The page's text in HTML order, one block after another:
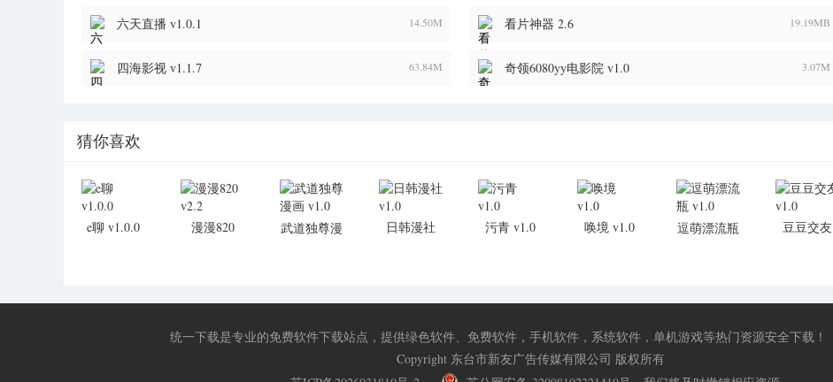
六天直播 v1.0.1 14.50M 看片神器 2.6 19.19MB
四海影视 v1.1.7 63.84M 奇领6080yy电影院 v1.0 3.07M
猜你喜欢
e聊 v1.0.0
漫漫820
武道独尊漫
日韩漫社
污青 v1.0 唤境 v1.0
逗萌漂流瓶
豆豆交友
统一下载是专业的免费软件下载站点，提供绿色软件、免费软件，手机软件，系统软件，单机游戏等热门资源安全下载！
Copyright 东台市新友广告传媒有限公司 版权所有